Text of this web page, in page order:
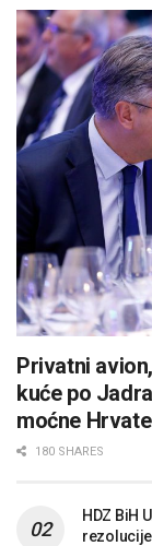
Privatni
kuće po
moćne Hrvate
180 SHARES
HDZ BiH